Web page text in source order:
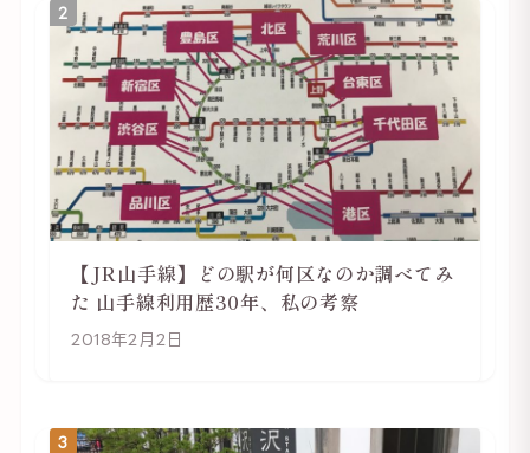
2
【JR山手線】どの駅が何区なのか調べてみ
た 山手線利用歴30年、私の考察
2018年2月2日
3